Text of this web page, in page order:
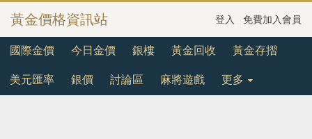
黃金價格資訊站 登入 免費加入會員
國際金價 今日金價 銀樓 黃金回收 黃金存摺
美元匯率 銀價 討論區 麻將遊戲 更多